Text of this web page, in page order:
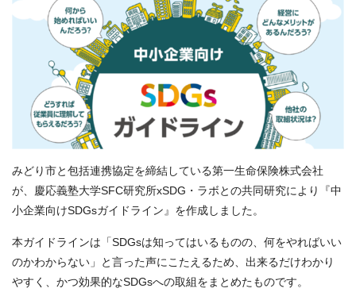
みどり市と包括連携協定を締結している第一生命保険株式会社
が、慶応義塾大学SFC研究所xSDG・ラボとの共同研究により『中
小企業向けSDGsガイドライン』を作成しました。
本ガイドラインは「SDGsは知ってはいるものの、何をやればいい
のかわからない」と言った声にこたえるため、出来るだけわかり
やすく、かつ効果的なSDGsへの取組をまとめたものです。